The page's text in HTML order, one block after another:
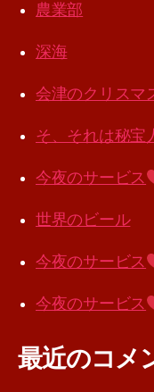
農業部
深海
会津のクリスマ
そ、それは秘宝
今夜のサービス
世界のビール
今夜のサービス
今夜のサービス
最近のコメ